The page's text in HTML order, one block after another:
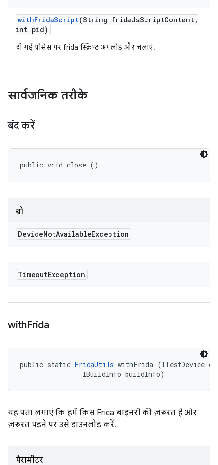
withFridaScript(String fridaJsScriptContent,
int pid)
दी गई प्रोसेस पर frida स्क्रिप्ट अपलोड और चलाएं.
सार्वजनिक तरीके
बंद करें
public void close ()
थ्रो
DeviceNotAvailableException
TimeoutException
withFrida
public static FridaUtils withFrida (ITestDevice
                IBuildInfo buildInfo)
यह पता लगाएं कि हमें किस Frida बाइनरी की ज़रूरत है और
ज़रूरत पड़ने पर उसे डाउनलोड करें.
पैरामीटर